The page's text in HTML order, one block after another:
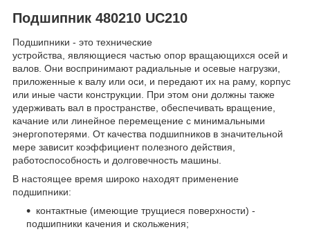
Подшипник 480210 UC210
Подшипники - это технические
устройства, являющиеся частью опор вращающихся осей и
валов. Они воспринимают радиальные и осевые нагрузки,
приложенные к валу или оси, и передают их на раму, корпус
или иные части конструкции. При этом они должны также
удерживать вал в пространстве, обеспечивать вращение,
качание или линейное перемещение с минимальными
энергопотерями. От качества подшипников в значительной
мере зависит коэффициент полезного действия,
работоспособность и долговечность машины.
В настоящее время широко находят применение
подшипники:
контактные (имеющие трущиеся поверхности) -
подшипники качения и скольжения;